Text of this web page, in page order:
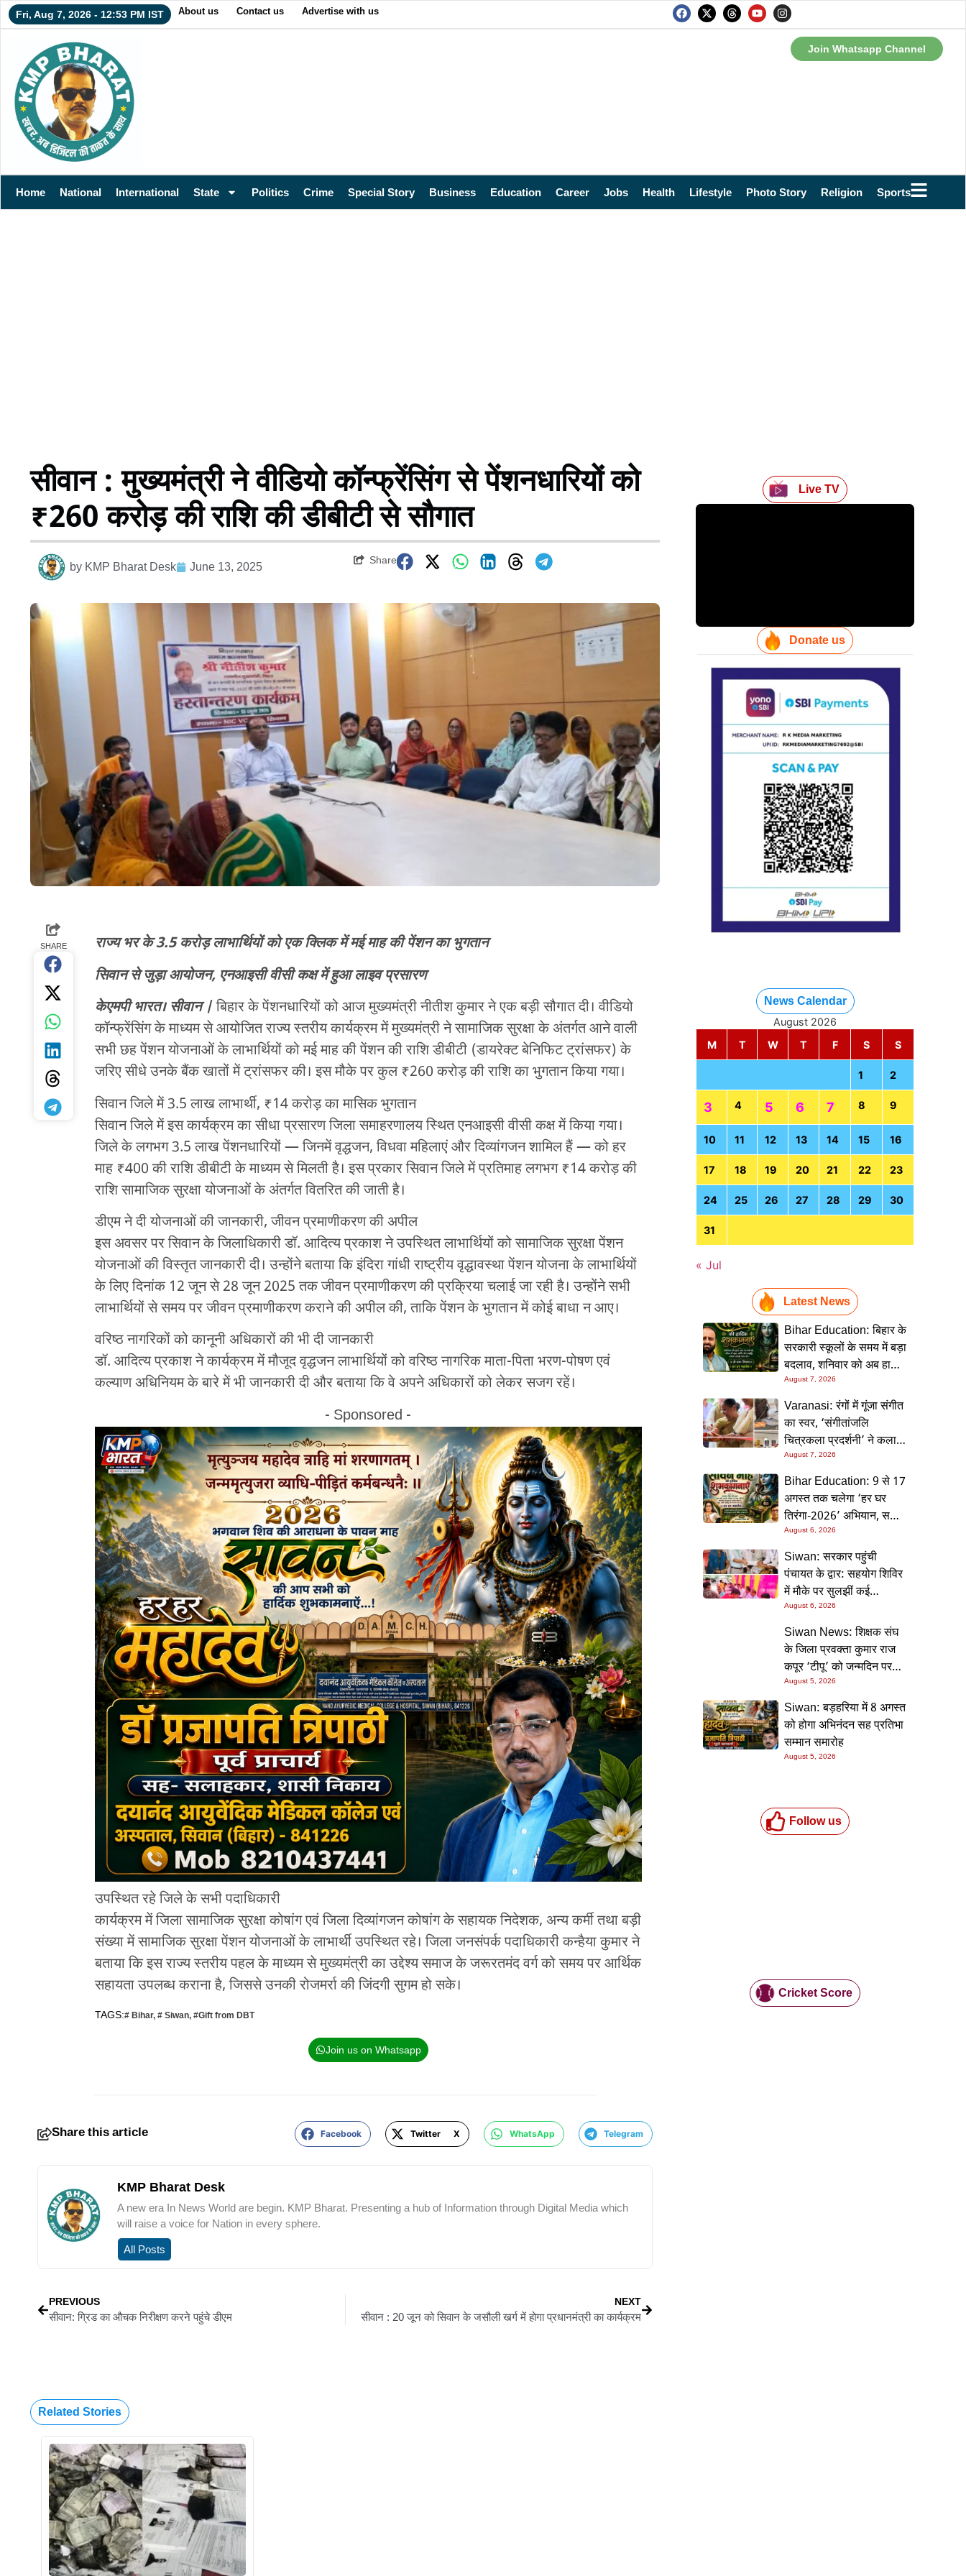
Fri, Aug 7, 2026 - 12:53 PM IST About us Contact us Advertise with us
Join Whatsapp Channel
Home National International State Politics Crime Special Story Business Education Career Jobs Health Lifestyle Photo Story Religion Sports
सीवान : मुख्यमंत्री ने वीडियो कॉन्फ्रेंसिंग से पेंशनधारियों को
₹260 करोड़ की राशि की डीबीटी से सौगात
by KMP Bharat Desk June 13, 2025
Share
SHARE
राज्य भर के 3.5 करोड़ लाभार्थियों को एक क्लिक में मई माह की पेंशन का भुगतान
सिवान से जुड़ा आयोजन, एनआइसी वीसी कक्ष में हुआ लाइव प्रसारण
केएमपी भारत। सीवान |बिहार के पेंशनधारियों को आज मुख्यमंत्री नीतीश कुमार ने एक बड़ी सौगात दी। वीडियो
कॉन्फ्रेंसिंग के माध्यम से आयोजित राज्य स्तरीय कार्यक्रम में मुख्यमंत्री ने सामाजिक सुरक्षा के अंतर्गत आने वाली
सभी छह पेंशन योजनाओं के लाभार्थियों को मई माह की पेंशन की राशि डीबीटी (डायरेक्ट बेनिफिट ट्रांसफर) के
जरिए सीधे उनके बैंक खातों में ट्रांसफर की। इस मौके पर कुल ₹260 करोड़ की राशि का भुगतान किया गया।
सिवान जिले में 3.5 लाख लाभार्थी, ₹14 करोड़ का मासिक भुगतान
सिवान जिले में इस कार्यक्रम का सीधा प्रसारण जिला समाहरणालय स्थित एनआइसी वीसी कक्ष में किया गया।
जिले के लगभग 3.5 लाख पेंशनधारियों — जिनमें वृद्धजन, विधवा महिलाएं और दिव्यांगजन शामिल हैं — को हर
माह ₹400 की राशि डीबीटी के माध्यम से मिलती है। इस प्रकार सिवान जिले में प्रतिमाह लगभग ₹14 करोड़ की
राशि सामाजिक सुरक्षा योजनाओं के अंतर्गत वितरित की जाती है।
डीएम ने दी योजनाओं की जानकारी, जीवन प्रमाणीकरण की अपील
इस अवसर पर सिवान के जिलाधिकारी डॉ. आदित्य प्रकाश ने उपस्थित लाभार्थियों को सामाजिक सुरक्षा पेंशन
योजनाओं की विस्तृत जानकारी दी। उन्होंने बताया कि इंदिरा गांधी राष्ट्रीय वृद्धावस्था पेंशन योजना के लाभार्थियों
के लिए दिनांक 12 जून से 28 जून 2025 तक जीवन प्रमाणीकरण की प्रक्रिया चलाई जा रही है। उन्होंने सभी
लाभार्थियों से समय पर जीवन प्रमाणीकरण कराने की अपील की, ताकि पेंशन के भुगतान में कोई बाधा न आए।
वरिष्ठ नागरिकों को कानूनी अधिकारों की भी दी जानकारी
डॉ. आदित्य प्रकाश ने कार्यक्रम में मौजूद वृद्धजन लाभार्थियों को वरिष्ठ नागरिक माता-पिता भरण-पोषण एवं
कल्याण अधिनियम के बारे में भी जानकारी दी और बताया कि वे अपने अधिकारों को लेकर सजग रहें।
- Sponsored -
उपस्थित रहे जिले के सभी पदाधिकारी
कार्यक्रम में जिला सामाजिक सुरक्षा कोषांग एवं जिला दिव्यांगजन कोषांग के सहायक निदेशक, अन्य कर्मी तथा बड़ी
संख्या में सामाजिक सुरक्षा पेंशन योजनाओं के लाभार्थी उपस्थित रहे। जिला जनसंपर्क पदाधिकारी कन्हैया कुमार ने
बताया कि इस राज्य स्तरीय पहल के माध्यम से मुख्यमंत्री का उद्देश्य समाज के जरूरतमंद वर्ग को समय पर आर्थिक
सहायता उपलब्ध कराना है, जिससे उनकी रोजमर्रा की जिंदगी सुगम हो सके।
TAGS:# Bihar, # Siwan, #Gift from DBT
Join us on Whatsapp
Share this article Facebook Twitter X WhatsApp Telegram
KMP Bharat Desk
A new era In News World are begin. KMP Bharat. Presenting a hub of Information through Digital Media which
will raise a voice for Nation in every sphere.
All Posts
PREVIOUS
सीवान: ग्रिड का औचक निरीक्षण करने पहुंचे डीएम
NEXT
सीवान : 20 जून को सिवान के जसौली खर्ग में होगा प्रधानमंत्री का कार्यक्रम
Live TV
Donate us
News Calendar
August 2026
M
T W T F S S
1 2
3 4 5 6 7 8 9
10 11 12 13 14 15 16
17 18 19 20 21 22 23
24 25 26 27 28 29 30
31
« Jul
Latest News
Bihar Education: बिहार के
सरकारी स्कूलों के समय में बड़ा
बदलाव, शनिवार को अब हाफ
डे रहेगा विद्यालय
August 7, 2026
Varanasi: रंगों में गूंजा संगीत
का स्वर, ‘संगीतांजलि
चित्रकला प्रदर्शनी’ ने कला
प्रेमियों को किया मंत्रमुग्ध
August 7, 2026
Bihar Education: 9 से 17
अगस्त तक चलेगा ‘हर घर
तिरंगा-2026’ अभियान, सभी
स्कूलों को दिए गए विस्तृत
निर्देश
August 6, 2026
Siwan: सरकार पहुंची
पंचायत के द्वार: सहयोग शिविर
में मौके पर सुलझीं कई
समस्याएं, 30 दिन में समाधान
की गारंटी
August 6, 2026
Siwan News: शिक्षक संघ
के जिला प्रवक्ता कुमार राज
कपूर ‘टीपू’ को जन्मदिन पर
मिली शुभकामनाओं की सौगात
August 5, 2026
Siwan: बड़हरिया में 8 अगस्त
को होगा अभिनंदन सह प्रतिभा
सम्मान समारोह
August 5, 2026
Follow us
Cricket Score
Related Stories